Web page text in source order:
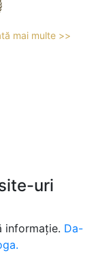
mai multe >>
uri
informație. Da-